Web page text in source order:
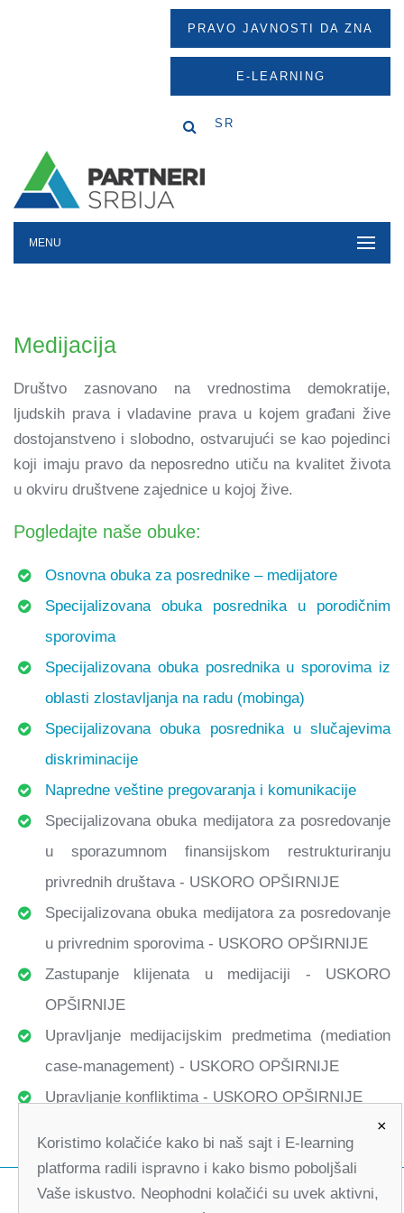
PRAVO JAVNOSTI DA ZNA
E-LEARNING
SR
MENU
Medijacija
Društvo zasnovano na vrednostima demokratije,
ljudskih prava i vladavine prava u kojem građani žive
dostojanstveno i slobodno, ostvarujući se kao pojedinci
koji imaju pravo da neposredno utiču na kvalitet života
u okviru društvene zajednice u kojoj žive.
Pogledajte naše obuke:
Osnovna obuka za posrednike – medijatore
Specijalizovana obuka posrednika u porodičnim
sporovima
Specijalizovana obuka posrednika u sporovima iz
oblasti zlostavljanja na radu (mobinga)
Specijalizovana obuka posrednika u slučajevima
diskriminacije
Napredne veštine pregovaranja i komunikacije
Specijalizovana obuka medijatora za posredovanje
u sporazumnom finansijskom restrukturiranju
privrednih društava - USKORO OPŠIRNIJE
Specijalizovana obuka medijatora za posredovanje
u privrednim sporovima - USKORO OPŠIRNIJE
Zastupanje klijenata u medijaciji - USKORO
OPŠIRNIJE
Upravljanje medijacijskim predmetima (mediation
case-management) - USKORO OPŠIRNIJE
Upravljanje konfliktima - USKORO OPŠIRNIJE
×
Koristimo kolačiće kako bi naš sajt i E-learning
platforma radili ispravno i kako bismo poboljšali
Vaše iskustvo. Neophodni kolačići su uvek aktivni,